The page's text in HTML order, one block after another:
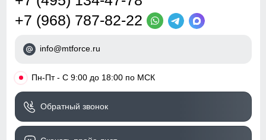
+7 (968) 787-82-22
info@mtforce.ru
• Пн-Пт - С 9:00 до 18:00 по МСК
Обратный звонок